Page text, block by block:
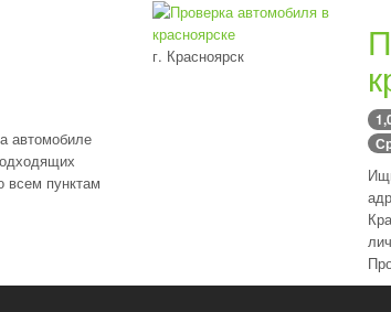
всем пунктам
г. Красноярск